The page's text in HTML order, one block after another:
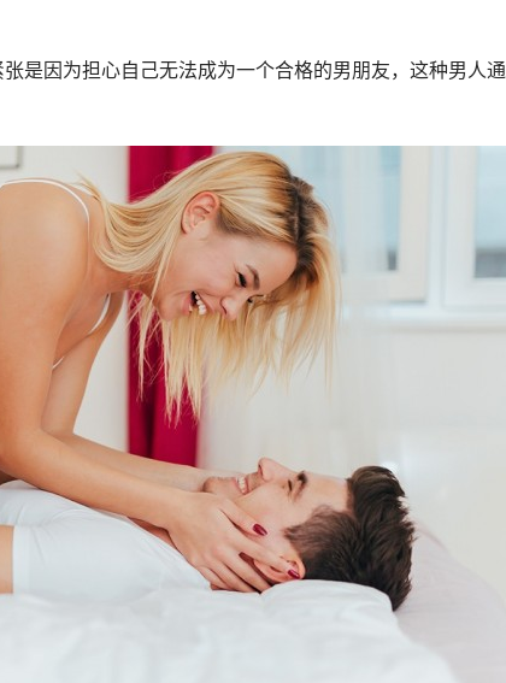
是因为担心自己无法成为一个合格的男朋友，这种男人